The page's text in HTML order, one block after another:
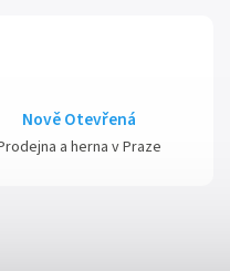
Nově Otevřená
a herna v Praze